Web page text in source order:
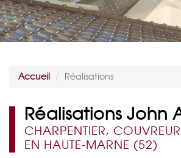
Accueil Réalisations
Réalisations John
CHARPENTIER,
EN HAUTE-MARNE (52)